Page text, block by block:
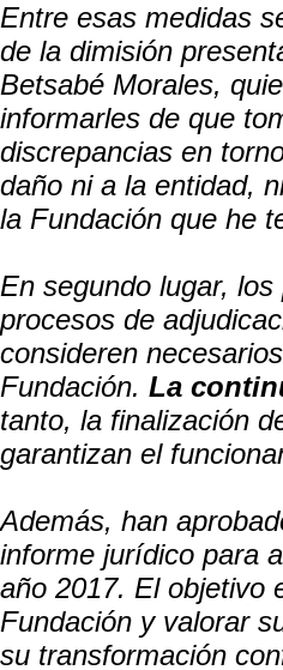
Entre esas medidas
de la dimisión
Betsabé Morales,
informarles de que
discrepancias en
daño ni a la entidad,
la Fundación que he
En segundo lugar,
procesos de
consideren
Fundación. La
tanto, la finalización
garantizan el
Además, han
informe jurídico para
año 2017. El objetivo
Fundación y valorar
su transformación